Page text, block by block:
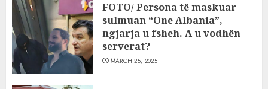
FOTO/ Persona të maskuar
sulmuan “One Albania”,
ngjarja u fsheh. A u vodhën
serverat?
MARCH 25, 2025